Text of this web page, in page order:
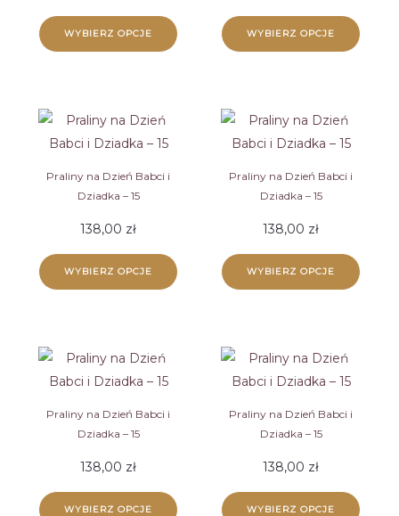
WYBIERZ OPCJE WYBIERZ OPCJE
Praliny na Dzień Babci i
Dziadka – 15
138,00 zł
WYBIERZ OPCJE
Praliny na Dzień Babci i
Dziadka – 15
138,00 zł
WYBIERZ OPCJE
Praliny na Dzień Babci i
Dziadka – 15
138,00 zł
WYBIERZ OPCJE
Praliny na Dzień Babci i
Dziadka – 15
138,00 zł
WYBIERZ OPCJE